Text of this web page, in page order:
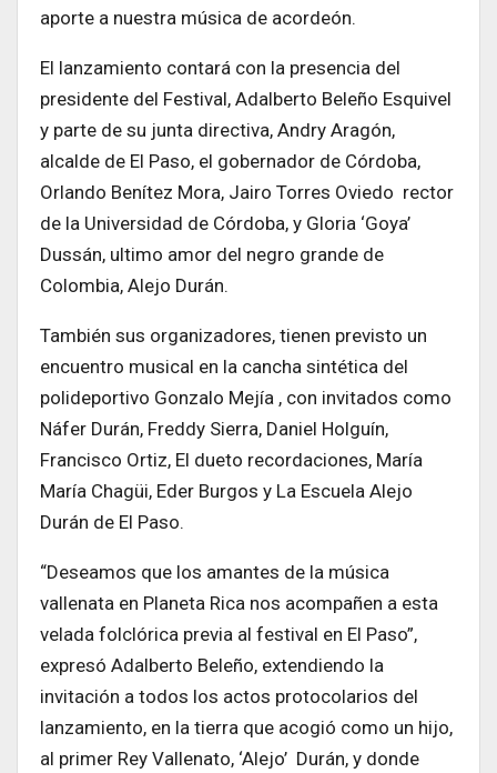
aporte a nuestra música de acordeón.
El lanzamiento contará con la presencia del
presidente del Festival, Adalberto Beleño Esquivel
y parte de su junta directiva, Andry Aragón,
alcalde de El Paso, el gobernador de Córdoba,
Orlando Benítez Mora, Jairo Torres Oviedo rector
de la Universidad de Córdoba, y Gloria ‘Goya’
Dussán, ultimo amor del negro grande de
Colombia, Alejo Durán.
También sus organizadores, tienen previsto un
encuentro musical en la cancha sintética del
polideportivo Gonzalo Mejía , con invitados como
Náfer Durán, Freddy Sierra, Daniel Holguín,
Francisco Ortiz, El dueto recordaciones, María
María Chagüi, Eder Burgos y La Escuela Alejo
Durán de El Paso.
“Deseamos que los amantes de la música
vallenata en Planeta Rica nos acompañen a esta
velada folclórica previa al festival en El Paso”,
expresó Adalberto Beleño, extendiendo la
invitación a todos los actos protocolarios del
lanzamiento, en la tierra que acogió como un hijo,
al primer Rey Vallenato, ‘Alejo’ Durán, y donde